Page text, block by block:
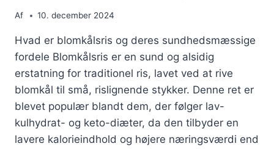
Af 10. december 2024
Hvad er blomkålsris og deres sundhedsmæssige
fordele Blomkålsris er en sund og alsidig
erstatning for traditionel ris, lavet ved at rive
blomkål til små, rislignende stykker. Denne ret er
blevet populær blandt dem, der følger lav-
kulhydrat- og keto-diæter, da den tilbyder en
lavere kalorieindhold og højere næringsværdi end